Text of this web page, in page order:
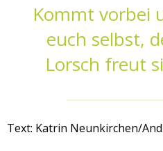
Kommt vorbei
euch selbst,
Lorsch freut
Text: Katrin Neunkirchen/